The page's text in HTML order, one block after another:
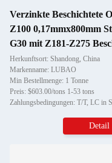
Verzinkte Beschichtete
Z100 0,17mmx800mm
G30 mit Z181-Z275
Herkunftsort: Shandong, China
Markenname: LUBAO
Min Bestellmenge: 1 Tonne
Preis: $603.00/tons 1-53 tons
Zahlungsbedingungen: T/T, LC in
Detail